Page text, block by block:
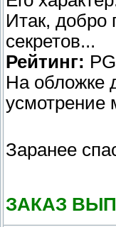
Итак, добро
секретов...
Рейтинг:
На обложке
усмотрение
Заранее
ЗАКАЗ